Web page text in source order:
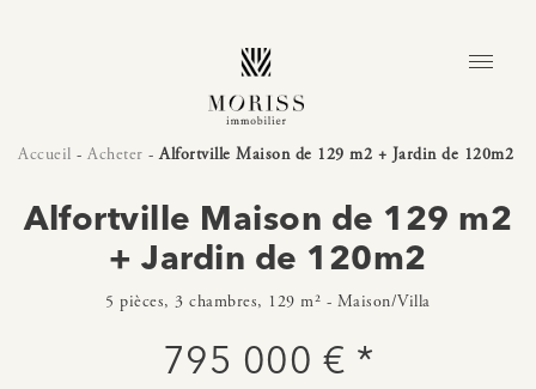
Accueil - Acheter -Alfortville Maison de 129 m2 + Jardin de 120m2
Alfortville Maison de 129 m2
+ Jardin de 120m2
5 pièces, 3 chambres, 129 m² - Maison/Villa
795 000 € *